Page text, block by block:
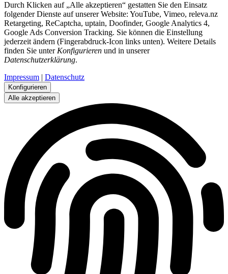
Durch Klicken auf „Alle akzeptieren“ gestatten Sie den Einsatz
folgender Dienste auf unserer Website: YouTube, Vimeo, releva.nz
Retargeting, ReCaptcha, uptain, Doofinder, Google Analytics 4,
Google Ads Conversion Tracking. Sie können die Einstellung
jederzeit ändern (Fingerabdruck-Icon links unten). Weitere Details
finden Sie unter Konfigurieren und in unserer
Datenschutzerklärung.
Impressum | Datenschutz
Konfigurieren
Alle akzeptieren